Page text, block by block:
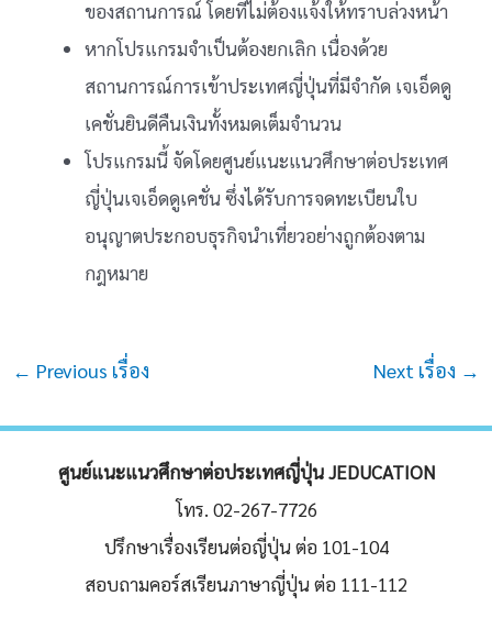
ของสถานการณ์ โดยที่ไม่ต้องแจ้งให้ทราบล่วงหน้า
หากโปรแกรมจำเป็นต้องยกเลิก เนื่องด้วย
สถานการณ์การเข้าประเทศญี่ปุ่นที่มีจำกัด เจเอ็ดดู
เคชั่นยินดีคืนเงินทั้งหมดเต็มจำนวน
โปรแกรมนี้ จัดโดยศูนย์แนะแนวศึกษาต่อประเทศ
ญี่ปุ่นเจเอ็ดดูเคชั่น ซึ่งได้รับการจดทะเบียนใบ
อนุญาตประกอบธุรกิจนำเที่ยวอย่างถูกต้องตาม
กฎหมาย
Post
← Previous เรื่อง Next เรื่อง →
ศูนย์แนะแนวศึกษาต่อประเทศญี่ปุ่น JEDUCATION
โทร. 02-267-7726
ปรึกษาเรื่องเรียนต่อญี่ปุ่น ต่อ 101-104
สอบถามคอร์สเรียนภาษาญี่ปุ่น ต่อ 111-112